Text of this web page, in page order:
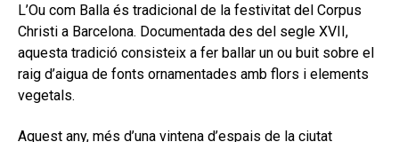
L’Ou com Balla és tradicional de la festivitat del Corpus
Christi a Barcelona. Documentada des del segle XVII,
aquesta tradició consisteix a fer ballar un ou buit sobre el
raig d’aigua de fonts ornamentades amb flors i elements
vegetals.
Aquest any, més d’una vintena d’espais de la ciutat